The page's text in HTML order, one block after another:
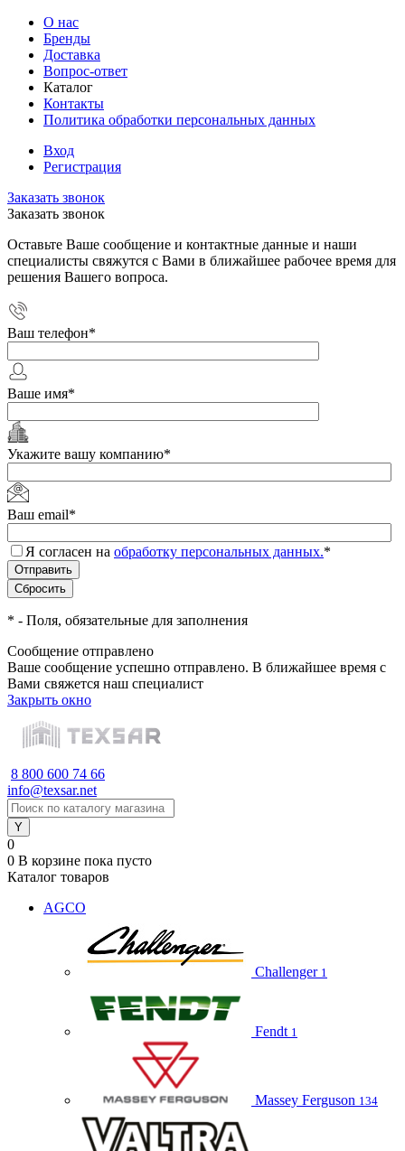
О нас
Бренды
Доставка
Вопрос-ответ
Каталог
Контакты
Политика обработки персональных данных
Вход
Регистрация
Заказать звонок
Заказать звонок
Оставьте Ваше сообщение и контактные данные и наши
специалисты свяжутся с Вами в ближайшее рабочее время для
решения Вашего вопроса.
Ваш телефон*
Ваше имя*
Укажите вашу компанию*
Ваш email*
Я согласен на обработку персональных данных.*
* - Поля, обязательные для заполнения
Сообщение отправлено
Ваше сообщение успешно отправлено. В ближайшее время с
Вами свяжется наш специалист
Закрыть окно
8 800 600 74 66
info@texsar.net
0
0 В корзине пока пусто
Каталог товаров
AGCO
Challenger 1
Fendt 1
Massey Ferguson 134